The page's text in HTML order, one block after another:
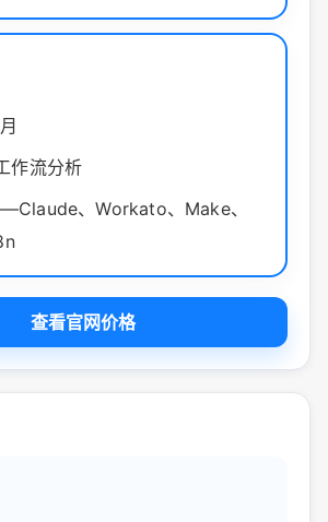
作流分析
、Workato、Make、
查看官网价格